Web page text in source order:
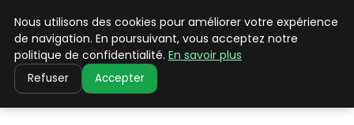
CLIMATE C ADVANCED
Nous utilisons des cookies pour améliorer votre expérience
de navigation. En poursuivant, vous acceptez notre
politique de confidentialité. En savoir plus
Refuser Accepter